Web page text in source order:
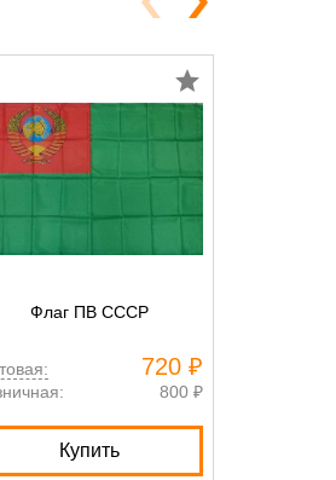
Флаг ПВ СССР
720 ₽
800 ₽
Купить